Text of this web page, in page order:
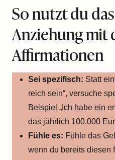
So nutzt du
Anziehung mit
Affirmationen
Sei spezifisch: Statt
reich sein“, versuche
Beispiel „Ich habe ein
das jährlich 100.000
Fühle es: Fühle das
wenn du bereits diesen